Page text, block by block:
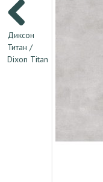
Диксон
Титан /
Dixon Titan